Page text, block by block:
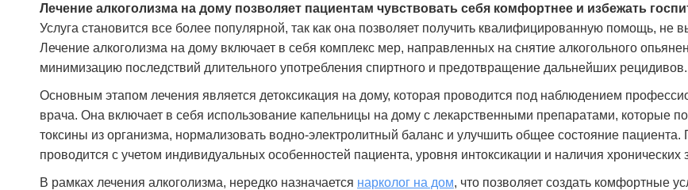
Лечение алкоголизма на дому позволяет пациентам чувствовать себя комфортнее и избежать
Услуга становится все более популярной, так как она позволяет получить квалифицированную помощь, не
Лечение алкоголизма на дому включает в себя комплекс мер, направленных на снятие алкогольного
минимизацию последствий длительного употребления спиртного и предотвращение дальнейших рецидивов.
Основным этапом лечения является детоксикация на дому, которая проводится под наблюдением
врача. Она включает в себя использование капельницы на дому с лекарственными препаратами, которые
токсины из организма, нормализовать водно-электролитный баланс и улучшить общее состояние пациента.
проводится с учетом индивидуальных особенностей пациента, уровня интоксикации и наличия хронических
В рамках лечения алкоголизма, нередко назначается нарколог на дом, что позволяет создать комфортные